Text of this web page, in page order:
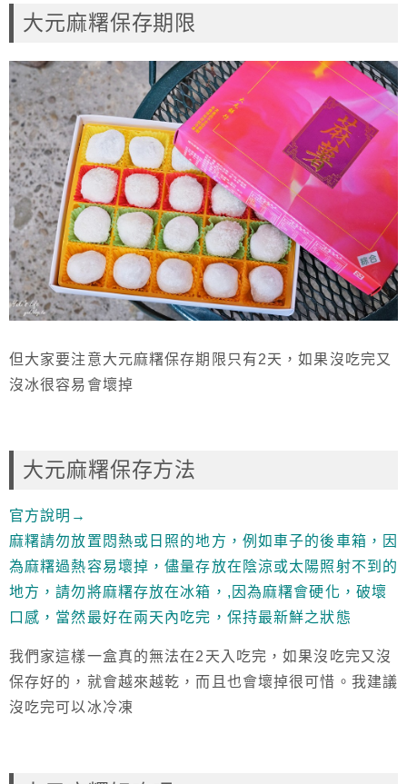
大元麻糬保存期限
但大家要注意大元麻糬保存期限只有2天，如果沒吃完又
沒冰很容易會壞掉
大元麻糬保存方法
官方說明→
麻糬請勿放置悶熱或日照的地方，例如車子的後車箱，因
為麻糬過熱容易壞掉，儘量存放在陰涼或太陽照射不到的
地方，請勿將麻糬存放在冰箱，,因為麻糬會硬化，破壞
口感，當然最好在兩天內吃完，保持最新鮮之狀態
我們家這樣一盒真的無法在2天入吃完，如果沒吃完又沒
保存好的，就會越來越乾，而且也會壞掉很可惜。我建議
沒吃完可以冰冷凍